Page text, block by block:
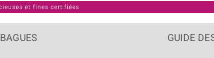
BAGUES GUIDE